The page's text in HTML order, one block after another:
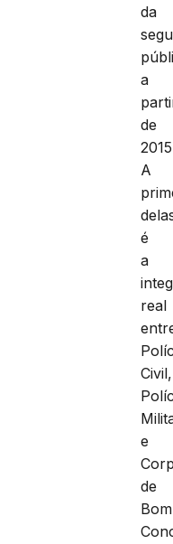
da
a
de
A
é
a
real
Civil,
e
de